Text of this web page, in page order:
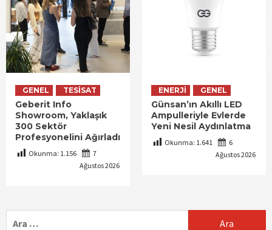
GENEL TESISAT
Geberit Info
Showroom, Yaklaşık
300 Sektör
Profesyonelini Ağırladı
Okunma: 1.156
7
Ağustos 2026
ENERJI GENEL
Günsan’ın Akıllı LED
Ampulleriyle Evlerde
Yeni Nesil Aydınlatma
Okunma: 1.641
6
Ağustos 2026